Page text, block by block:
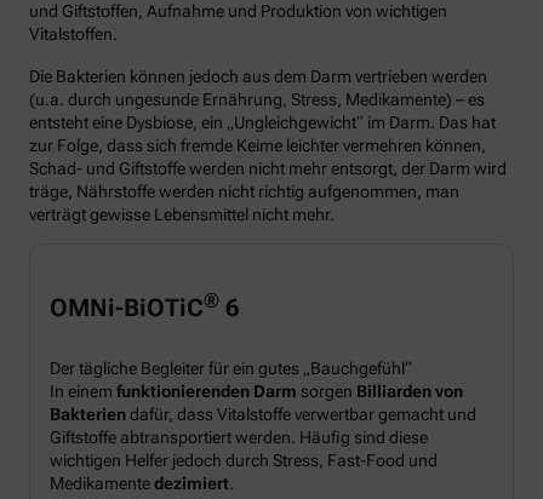
und Giftstoffen, Aufnahme und Produktion von wichtigen
Vitalstoffen.
Die Bakterien können jedoch aus dem Darm vertrieben werden
(u.a. durch ungesunde Ernährung, Stress, Medikamente) – es
entsteht eine Dysbiose, ein „Ungleichgewicht“ im Darm. Das hat
zur Folge, dass sich fremde Keime leichter vermehren können,
Schad- und Giftstoffe werden nicht mehr entsorgt, der Darm wird
träge, Nährstoffe werden nicht richtig aufgenommen, man
verträgt gewisse Lebensmittel nicht mehr.
OMNi-BiOTiC® 6
Der tägliche Begleiter für ein gutes „Bauchgefühl“
In einem funktionierenden Darm sorgen Billiarden von
Bakteriendafür, dass Vitalstoffe verwertbar gemacht und
Giftstoffe abtransportiert werden. Häufig sind diese
wichtigen Helfer jedoch durch Stress, Fast-Food und
Medikamentedezimiert.